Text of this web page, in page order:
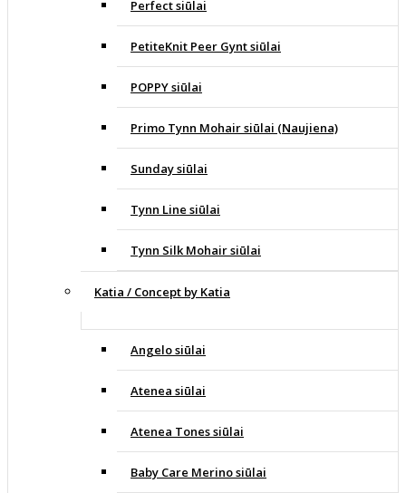
Perfect siūlai
PetiteKnit Peer Gynt siūlai
POPPY siūlai
Primo Tynn Mohair siūlai (Naujiena)
Sunday siūlai
Tynn Line siūlai
Tynn Silk Mohair siūlai
Katia / Concept by Katia
Angelo siūlai
Atenea siūlai
Atenea Tones siūlai
Baby Care Merino siūlai